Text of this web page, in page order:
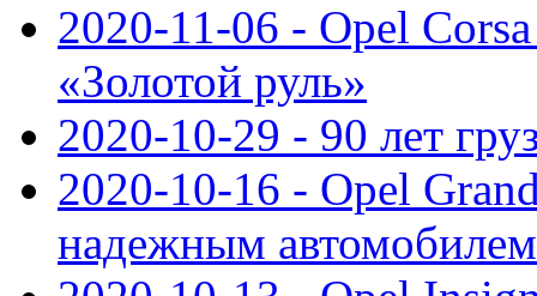
2020-11-06 - Opel
«Золотой руль»
2020-10-29 - 90 лет
2020-10-16 - Opel
надежным автомобилем